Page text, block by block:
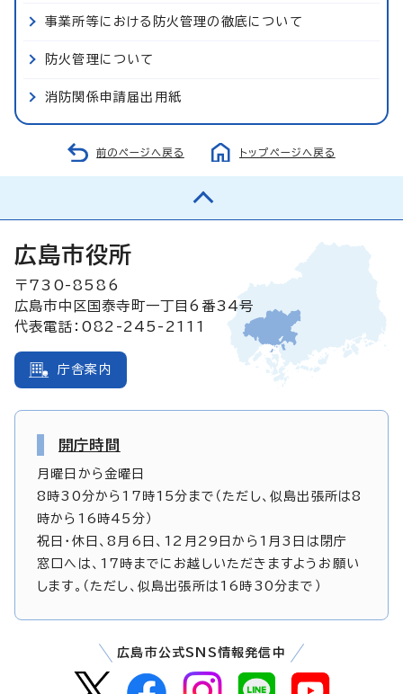
事業所等における防火管理の徹底について
防火管理について
消防関係申請届出用紙
前のページへ戻る トップページへ戻る
広島市役所
〒730-8586
広島市中区国泰寺町一丁目6番34号
代表電話：082-245-2111
庁舎案内
開庁時間
月曜日から金曜日
8時30分から17時15分まで（ただし、似島出張所は8
時から16時45分）
祝日・休日、8月6日、12月29日から1月3日は閉庁
窓口へは、17時までにお越しいただきますようお願い
します。（ただし、似島出張所は16時30分まで）
広島市公式SNS情報発信中